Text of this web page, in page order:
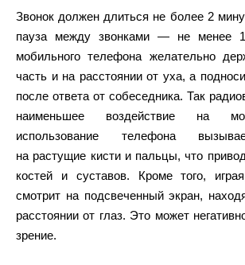
Звонок должен длиться не более 2
пауза между звонками — не менее
мобильного телефона желательно
часть и на расстоянии от уха, а
после ответа от собеседника. Так
наименьшее воздействие на
использование телефона
на растущие кисти и пальцы, что
костей и суставов. Кроме того,
смотрит на подсвеченный экран,
расстоянии от глаз. Это может
зрение.